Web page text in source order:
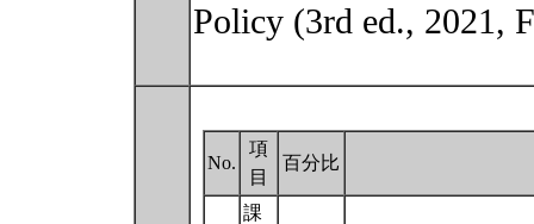
Policy (3rd ed., 2021,
No.
項
目
百分比
課